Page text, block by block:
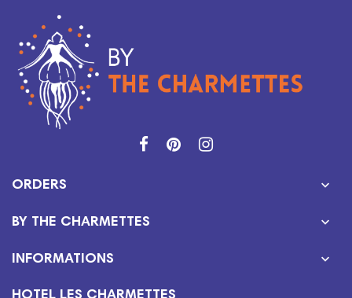
ORDERS 
BY THE CHARMETTES 
INFORMATIONS 